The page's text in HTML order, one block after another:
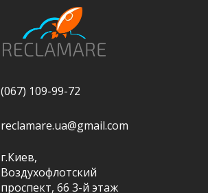
(067) 109-99-72
reclamare.ua@gmail.com
г.Киев,
Воздухофлотский
проспект, 66 3-й этаж